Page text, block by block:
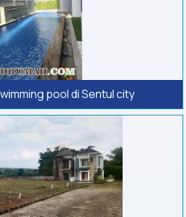
pool di Sentul city